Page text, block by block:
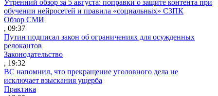
Утренний обзор за 5 августа: поправки о защите контента при
обучении нейросетей и правила «социальных» СЗПК
Обзор СМИ
, 09:37
Путин подписал закон об ограничениях для осужденных
релокантов
Законодательство
, 19:32
ВС напомнил, что прекращение уголовного дела не
исключает взыскания ущерба
Практика